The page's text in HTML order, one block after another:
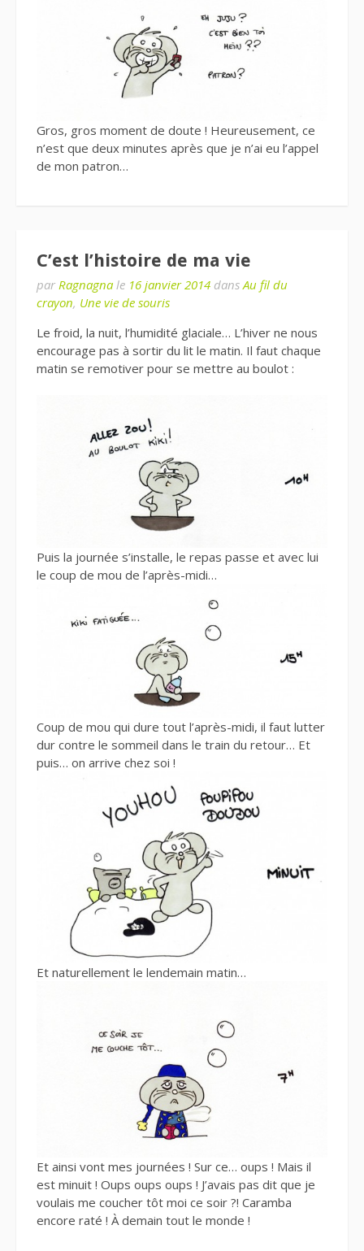
Gros, gros moment de doute ! Heureusement, ce
n’est que deux minutes après que je n’ai eu l’appel
de mon patron…
C’est l’histoire de ma vie
par Ragnagna le 16 janvier 2014 dans Au fil du
crayon, Une vie de souris
Le froid, la nuit, l’humidité glaciale… L’hiver ne nous
encourage pas à sortir du lit le matin. Il faut chaque
matin se remotiver pour se mettre au boulot :
Puis la journée s’installe, le repas passe et avec lui
le coup de mou de l’après-midi…
Coup de mou qui dure tout l’après-midi, il faut lutter
dur contre le sommeil dans le train du retour… Et
puis… on arrive chez soi !
Et naturellement le lendemain matin…
Et ainsi vont mes journées ! Sur ce… oups ! Mais il
est minuit ! Oups oups oups ! J’avais pas dit que je
voulais me coucher tôt moi ce soir ?! Caramba
encore raté ! À demain tout le monde !